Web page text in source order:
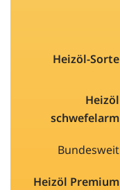
Heizöl-Sorte
Heizöl
schwefelarm
Bundesweit
Heizöl Premium